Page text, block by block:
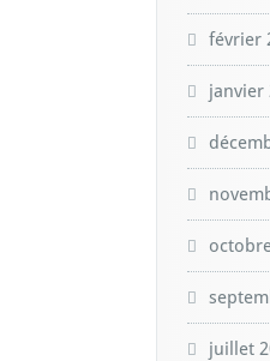
février
janvier
juillet